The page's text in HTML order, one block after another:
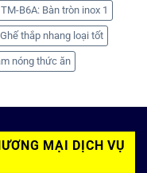
TM-B6A: Bàn tròn inox 1
thắp nhang loại tốt
nóng thức ăn
MẠI DỊCH VỤ